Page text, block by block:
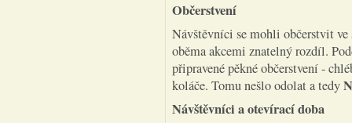
Občerstvení
Návštěvníci se mohli občerstvit
oběma akcemi znatelný rozdíl.
připravené pěkné občerstvení -
koláče. Tomu nešlo odolat a tedy
Návštěvníci a otevírací doba